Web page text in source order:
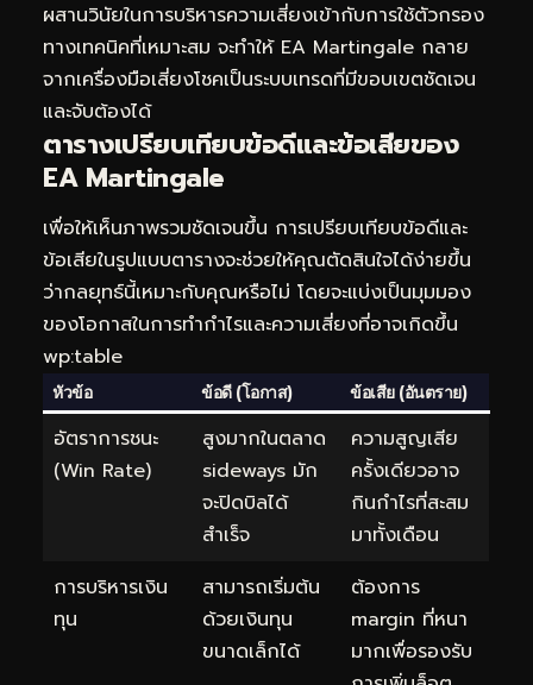
ผสานวินัยในการบริหารความเสี่ยงเข้ากับการใช้ตัวกรอง
ทางเทคนิคที่เหมาะสม จะทำให้ EA Martingale กลาย
จากเครื่องมือเสี่ยงโชคเป็นระบบเทรดที่มีขอบเขตชัดเจน
และจับต้องได้
ตารางเปรียบเทียบข้อดีและข้อเสียของ
EA Martingale
เพื่อให้เห็นภาพรวมชัดเจนขึ้น การเปรียบเทียบข้อดีและ
ข้อเสียในรูปแบบตารางจะช่วยให้คุณตัดสินใจได้ง่ายขึ้น
ว่ากลยุทธ์นี้เหมาะกับคุณหรือไม่ โดยจะแบ่งเป็นมุมมอง
ของโอกาสในการทำกำไรและความเสี่ยงที่อาจเกิดขึ้น
wp:table
หัวข้อ ข้อดี (โอกาส) ข้อเสีย (อันตราย)
อัตราการชนะ
(Win Rate)
สูงมากในตลาด
sideways มัก
จะปิดบิลได้
สำเร็จ
ความสูญเสีย
ครั้งเดียวอาจ
กินกำไรที่สะสม
มาทั้งเดือน
การบริหารเงิน
ทุน
สามารถเริ่มต้น
ด้วยเงินทุน
ขนาดเล็กได้
ต้องการ
margin ที่หนา
มากเพื่อรองรับ